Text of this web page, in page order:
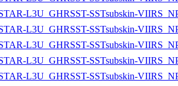
L3U_GHRSST-SSTsubskin-
L3U_GHRSST-SSTsubskin-
L3U_GHRSST-SSTsubskin-
L3U_GHRSST-SSTsubskin-
L3U_GHRSST-SSTsubskin-